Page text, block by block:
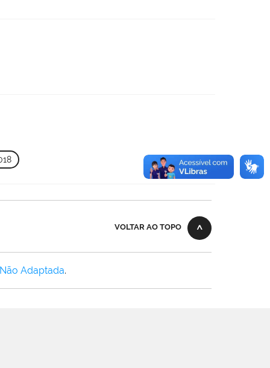
VOLTAR AO TOPO
Adaptada.